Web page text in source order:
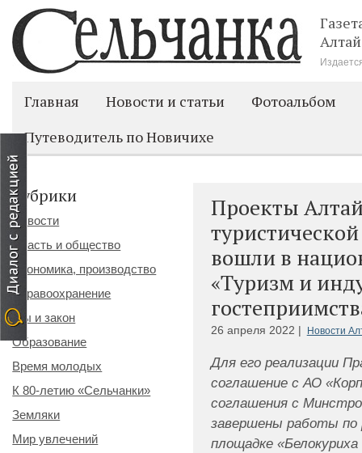
Главная Новости и статьи
Фотоальбом
Путеводитель по Новичихе
Проекты
вошли в
«Туризм и
26 апреля 2022 | Новости
Для его реализации
соглашение с АО
соглашения с
завершены работы по
площадке
Рубрики
Новости
Власть и общество
Экономика, производство
Здравоохранение
Мы и закон
Образование
Время молодых
К 80-летию «Сельчанки»
Земляки
Мир увлечений